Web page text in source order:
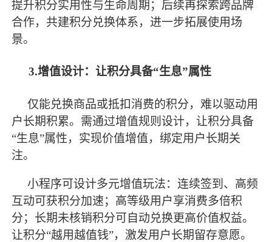
提升积分实用性与生命周期；后续再探索跨品牌
合作，共建积分兑换体系，进一步拓展使用场
景。
3.增值设计：让积分具备“生息”属性
仅能兑换商品或抵扣消费的积分，难以驱动用
户长期积累。需通过增值规则设计，让积分具备
“生息”属性，实现价值增值，绑定用户长期关
注。
小程序可设计多元增值玩法：连续签到、高频
互动可获积分加速；高等级用户享消费多倍积
分；长期未核销积分可自动兑换更高价值权益。
让积分“越用越值钱”，激发用户长期留存意愿。